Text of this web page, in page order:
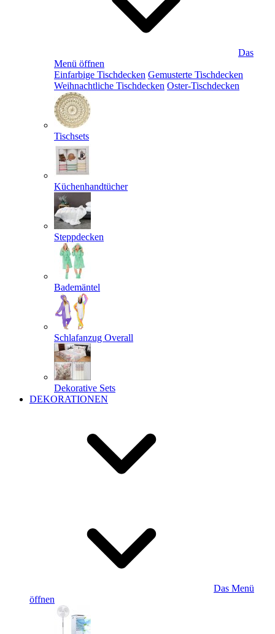
Das
Menü öffnen
Einfarbige Tischdecken Gemusterte Tischdecken
Weihnachtliche Tischdecken Oster-Tischdecken
Tischsets
Küchenhandtücher
Steppdecken
Bademäntel
Schlafanzug Overall
Dekorative Sets
DEKORATIONEN
Das Menü
öffnen